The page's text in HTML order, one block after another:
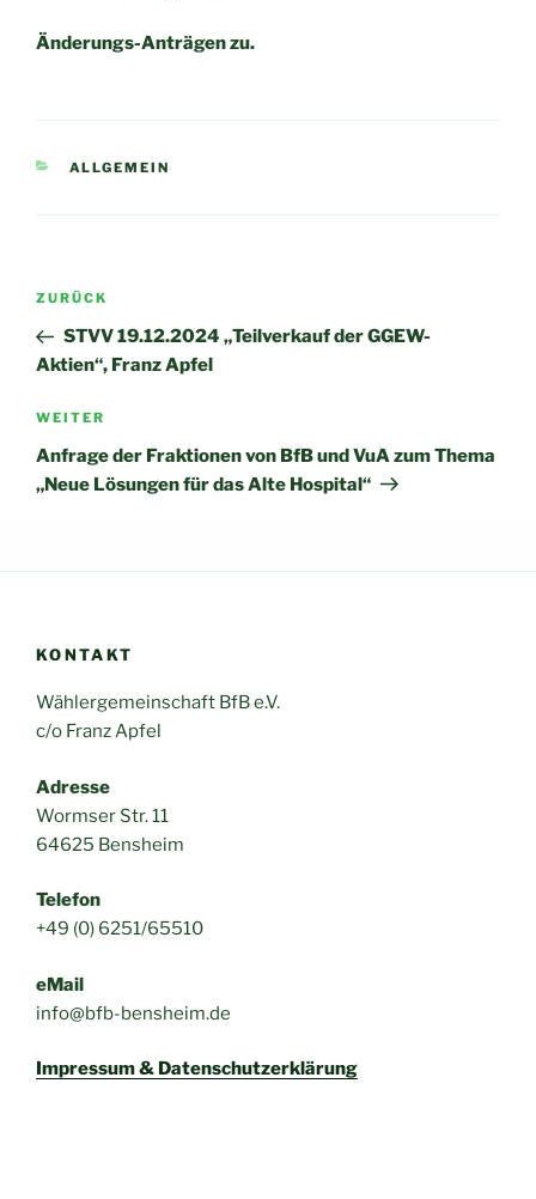
Änderungs-Anträgen zu.
KATEGORIEN
ALLGEMEIN
Beitragsnavigation
Vorheriger
Beitrag
ZURÜCK
STVV 19.12.2024 „Teilverkauf der GGEW-
Aktien“, Franz Apfel
Nächster
Beitrag
WEITER
Anfrage der Fraktionen von BfB und VuA zum Thema
„Neue Lösungen für das Alte Hospital“
KONTAKT
Wählergemeinschaft BfB e.V.
c/o Franz Apfel
Adresse
Wormser Str. 11
64625 Bensheim
Telefon
+49 (0) 6251/65510
eMail
info@bfb-bensheim.de
Impressum & Datenschutzerklärung